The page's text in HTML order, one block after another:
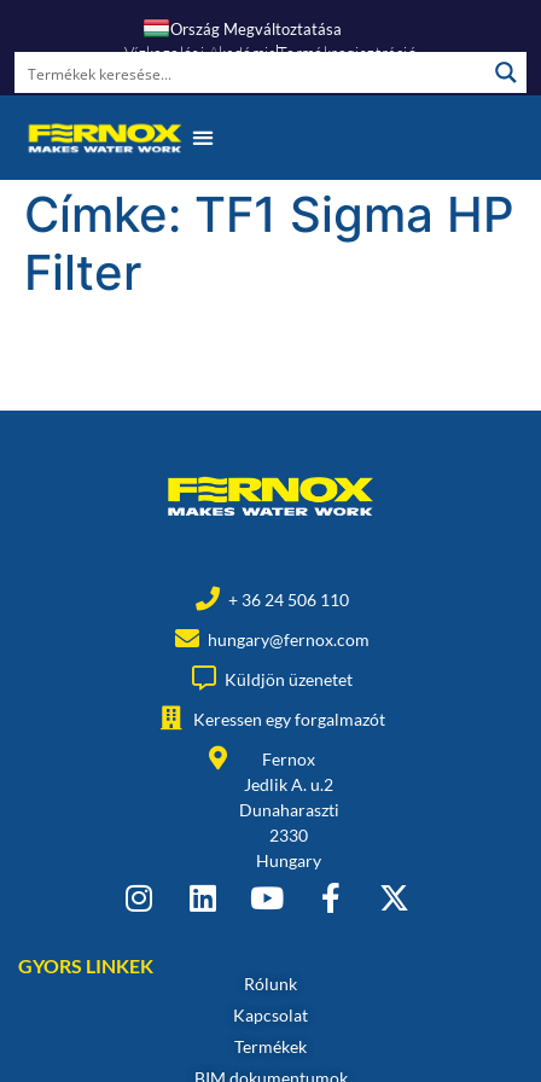
Ország Megváltoztatása
Vízkezelési AkadémiaTermékregisztráció
Címke: TF1 Sigma HP
Filter
+ 36 24 506 110
hungary@fernox.com
Küldjön üzenetet
Keressen egy forgalmazót
Fernox
Jedlik A. u.2
Dunaharaszti
2330
Hungary
GYORS LINKEK
Rólunk
Kapcsolat
Termékek
BIM dokumentumok